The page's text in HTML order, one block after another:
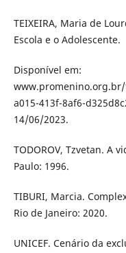
TEIXEIRA, Maria de
Escola e o Adolescente.
Disponível em:
a015-413f-8af6-
14/06/2023.
TODOROV, Tzvetan. A
Paulo: 1996.
TIBURI, Marcia.
Rio de Janeiro: 2020.
UNICEF. Cenário da